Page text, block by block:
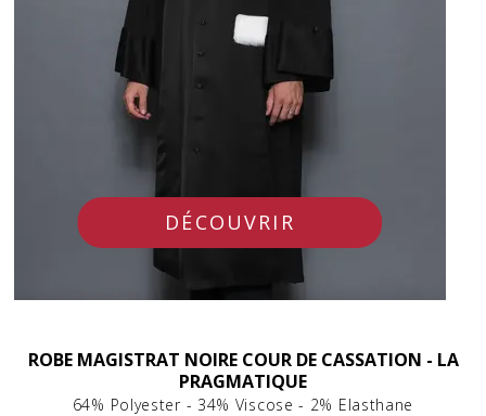
DÉCOUVRIR
ROBE MAGISTRAT NOIRE COUR DE CASSATION - LA
PRAGMATIQUE
64% Polyester - 34% Viscose - 2% Elasthane